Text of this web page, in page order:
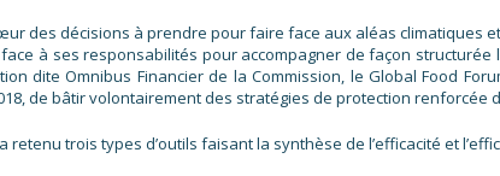
des décisions à prendre pour faire face aux aléas climatiques
à ses responsabilités pour accompagner de façon
dite Omnibus Financier de la Commission, le Global Food
de bâtir volontairement des stratégies de protection
retenu trois types d’outils faisant la synthèse de l’efficacité et